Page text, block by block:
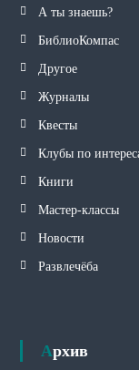
А ты знаешь?
БиблиоКомпас
Другое
Журналы
Квесты
Клубы по
Книги
Мастер-классы
Новости
Развлечёба
Архив